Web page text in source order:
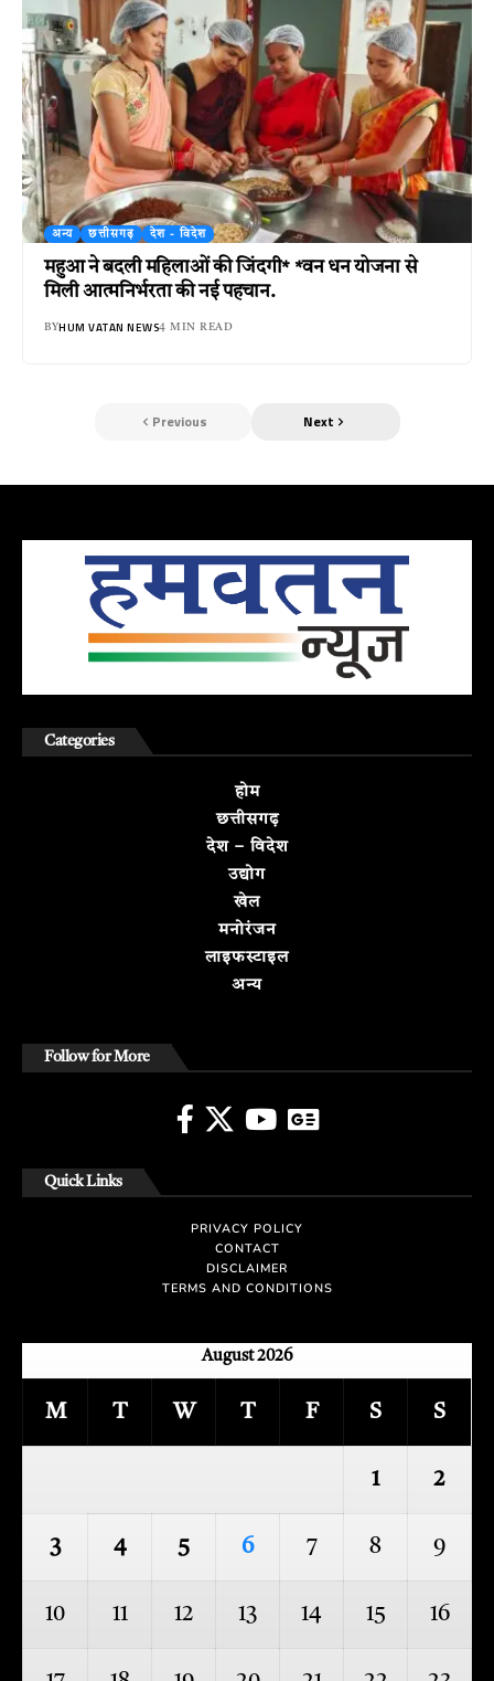
अन्य छत्तीसगढ़ देश - विदेश
महुआ ने बदली महिलाओं की जिंदगी* *वन धन योजना से
मिली आत्मनिर्भरता की नई पहचान.
BYHUM VATAN NEWS4 MIN READ
Previous Next
Categories
होम
छत्तीसगढ़
देश – विदेश
उद्योग
खेल
मनोरंजन
लाइफस्टाइल
अन्य
Follow for More
Quick Links
PRIVACY POLICY
CONTACT
DISCLAIMER
TERMS AND CONDITIONS
August 2026
M T W T F S S
1 2
3 4 5 6 7 8 9
10 11 12 13 14 15 16